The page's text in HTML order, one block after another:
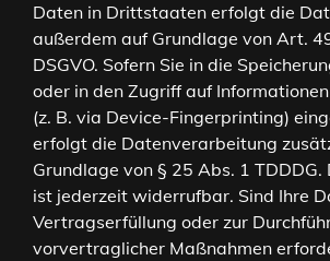
Daten in Drittstaaten erfolgt die
außerdem auf Grundlage von Art.
DSGVO. Sofern Sie in die
oder in den Zugriff auf
(z. B. via Device-Fingerprinting)
erfolgt die Datenverarbeitung
Grundlage von § 25 Abs. 1 TDDDG.
ist jederzeit widerrufbar. Sind Ihre
Vertragserfüllung oder zur
vorvertraglicher Maßnahmen